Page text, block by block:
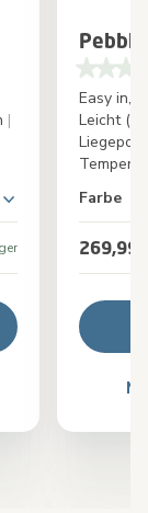
|
Easy in,
Leicht
Farbe
269,99